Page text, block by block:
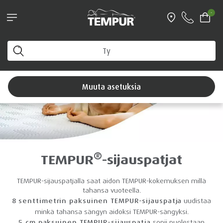
-
tyynyt 199 € Osta nyt >
Näet Suomi-sivuston. Voit muuttaa asetuksiasi milloin
tahansa
Muuta asetuksia
TEMPUR®-sijauspatjat
TEMPUR-sijauspatjalla saat aidon TEMPUR-kokemuksen millä
tahansa vuoteella.
8 senttimetrin paksuinen TEMPUR-sijauspatja uudistaa
minkä tahansa sängyn aidoksi TEMPUR-sängyksi.